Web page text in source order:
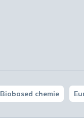
Biobased chemie